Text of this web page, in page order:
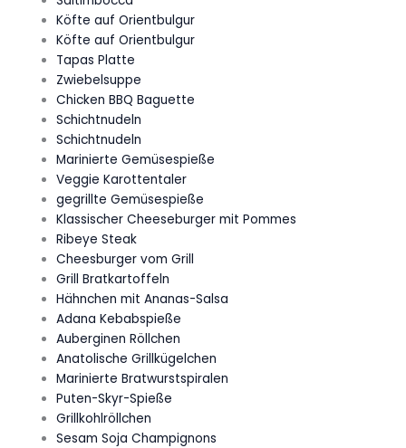
Köfte auf Orientbulgur
Köfte auf Orientbulgur
Tapas Platte
Zwiebelsuppe
Chicken BBQ Baguette
Schichtnudeln
Schichtnudeln
Marinierte Gemüsespieße
Veggie Karottentaler
gegrillte Gemüsespieße
Klassischer Cheeseburger mit Pommes
Ribeye Steak
Cheesburger vom Grill
Grill Bratkartoffeln
Hähnchen mit Ananas-Salsa
Adana Kebabspieße
Auberginen Röllchen
Anatolische Grillkügelchen
Marinierte Bratwurstspiralen
Puten-Skyr-Spieße
Grillkohlröllchen
Sesam Soja Champignons